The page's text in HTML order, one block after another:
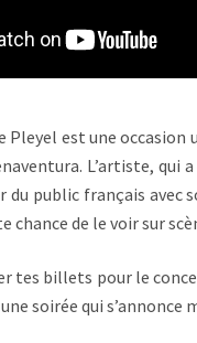
Pleyel est une
L’artiste,
du public français
chance de le voir sur
tes billets pour le
soirée qui s’annonce